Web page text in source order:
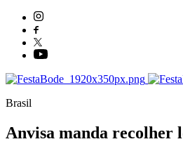
Brasil
Anvisa manda recolher